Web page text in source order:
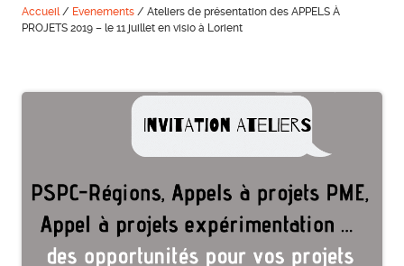
Accueil/ Evenements/ Ateliers de présentation des APPELS À
PROJETS 2019 – le 11 juillet en visio à Lorient